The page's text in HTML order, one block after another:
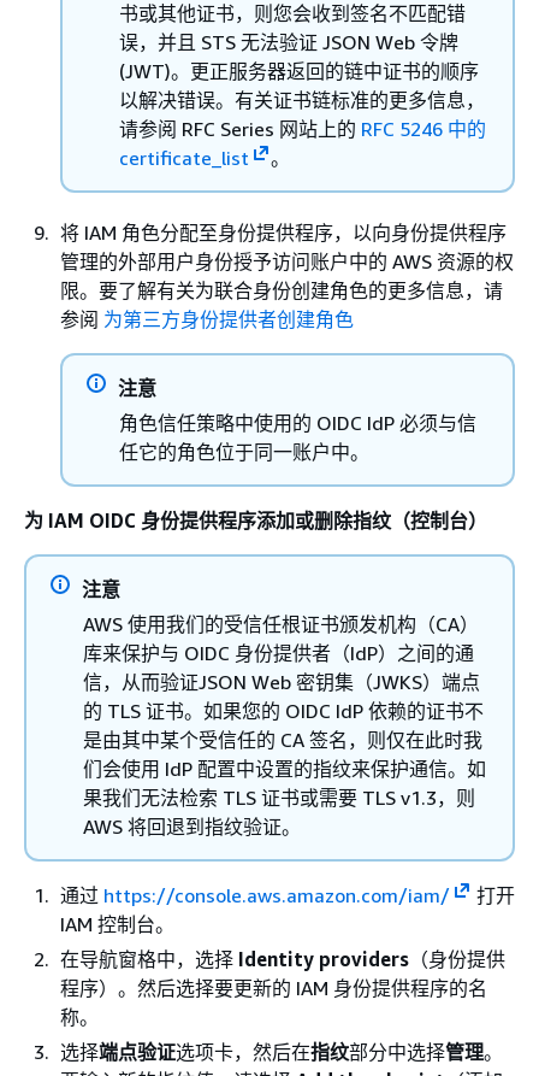
书或其他证书，则您会收到签名不匹配错
误，并且 STS 无法验证 JSON Web 令牌
(JWT)。更正服务器返回的链中证书的顺序
以解决错误。有关证书链标准的更多信息，
请参阅 RFC Series 网站上的 RFC 5246 中的
certificate_list
。
将 IAM 角色分配至身份提供程序，以向身份提供程序
管理的外部用户身份授予访问账户中的 AWS 资源的权
限。要了解有关为联合身份创建角色的更多信息，请
参阅 为第三方身份提供者创建角色
注意
角色信任策略中使用的 OIDC IdP 必须与信
任它的角色位于同一账户中。
为 IAM OIDC 身份提供程序添加或删除指纹（控制台）
注意
AWS 使用我们的受信任根证书颁发机构（CA）
库来保护与 OIDC 身份提供者（IdP）之间的通
信，从而验证JSON Web 密钥集（JWKS）端点
的 TLS 证书。如果您的 OIDC IdP 依赖的证书不
是由其中某个受信任的 CA 签名，则仅在此时我
们会使用 IdP 配置中设置的指纹来保护通信。如
果我们无法检索 TLS 证书或需要 TLS v1.3，则
AWS 将回退到指纹验证。
通过 https://console.aws.amazon.com/iam/
打开
IAM 控制台。
在导航窗格中，选择 Identity providers （身份提供
程序）。然后选择要更新的 IAM 身份提供程序的名
称。
选择端点验证选项卡，然后在指纹部分中选择管理。